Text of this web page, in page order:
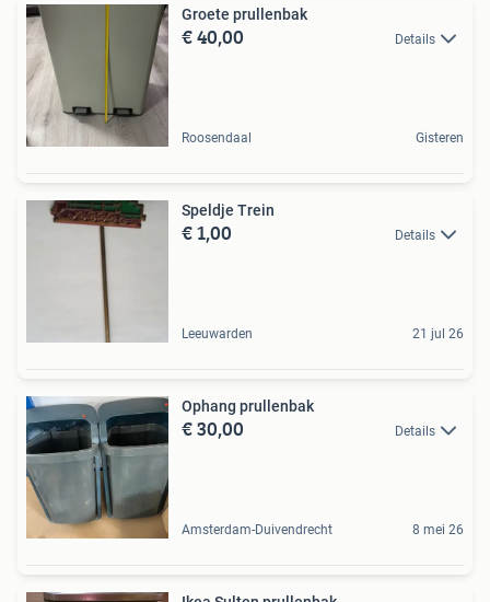
Groete prullenbak
€ 40,00 Details
Roosendaal Gisteren
Speldje Trein
€ 1,00 Details
Leeuwarden 21 jul 26
Ophang prullenbak
€ 30,00 Details
Amsterdam-Duivendrecht 8 mei 26